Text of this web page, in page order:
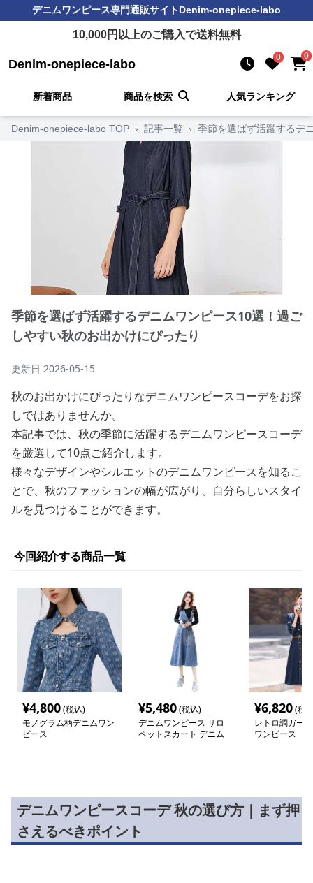
デニムワンピース専門通販サイトDenim-onepiece-labo
10,000円以上のご購入で送料無料
Denim-onepiece-labo 0 0
新着商品 商品を検索 人気ランキング
Denim-onepiece-labo TOP › 記事一覧 › 季節を選ばず活躍するデ
季節を選ばず活躍するデニムワンピース10選！過ご
しやすい秋のお出かけにぴったり
更新日 2026-05-15
秋のお出かけにぴったりなデニムワンピースコーデをお探
しではありませんか。
本記事では、秋の季節に活躍するデニムワンピースコーデ
を厳選して10点ご紹介します。
様々なデザインやシルエットのデニムワンピースを知るこ
とで、秋のファッションの幅が広がり、自分らしいスタイ
ルを見つけることができます。
今回紹介する商品一覧
¥4,800(税込)
モノグラム柄デニムワン
ピース
¥5,480(税込)
デニムワンピース サロ
ペットスカート デニム
¥6,820(税
レトロ調ガー
ワンピース
デニムワンピースコーデ 秋の選び方｜まず押
さえるべきポイント